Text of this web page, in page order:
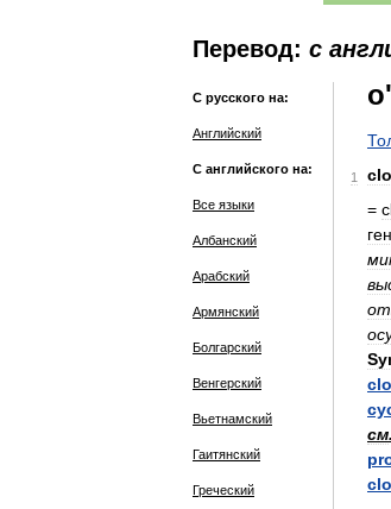
Перевод: с
С русского на:
Английский
С английского на:
Все языки
Албанский
Арабский
Армянский
Болгарский
Венгерский
Вьетнамский
Гаитянский
Греческий
1
=
см.